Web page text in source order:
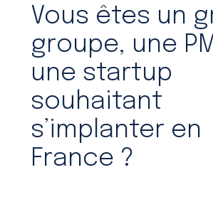
Vous êtes un
groupe, une
une startup
souhaitant
s’implanter en
France ?